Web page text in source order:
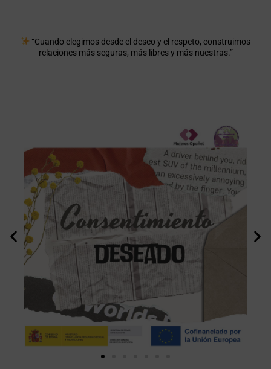
“Cuando elegimos desde el deseo y el respeto, construimos
relaciones más seguras, más libres y más nuestras.”